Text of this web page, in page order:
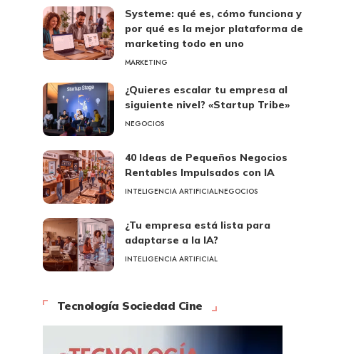
Systeme: qué es, cómo funciona y
por qué es la mejor plataforma de
marketing todo en uno
MARKETING
¿Quieres escalar tu empresa al
siguiente nivel? «Startup Tribe»
NEGOCIOS
40 Ideas de Pequeños Negocios
Rentables Impulsados con IA
INTELIGENCIA ARTIFICIALNEGOCIOS
¿Tu empresa está lista para
adaptarse a la IA?
INTELIGENCIA ARTIFICIAL
Tecnología Sociedad Cine